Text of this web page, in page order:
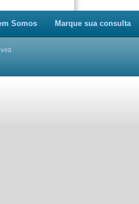
Somos Marque sua consulta